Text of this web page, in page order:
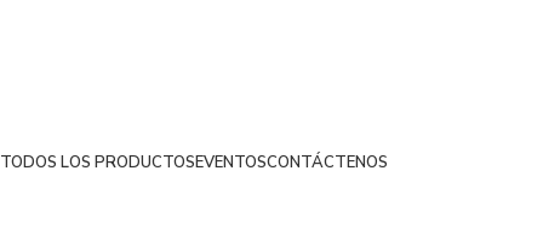
TODOS LOS PRODUCTOSEVENTOSCONTÁCTENOS